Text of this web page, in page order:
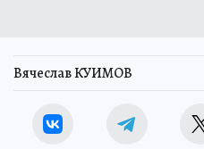
Вячеслав КУИМОВ